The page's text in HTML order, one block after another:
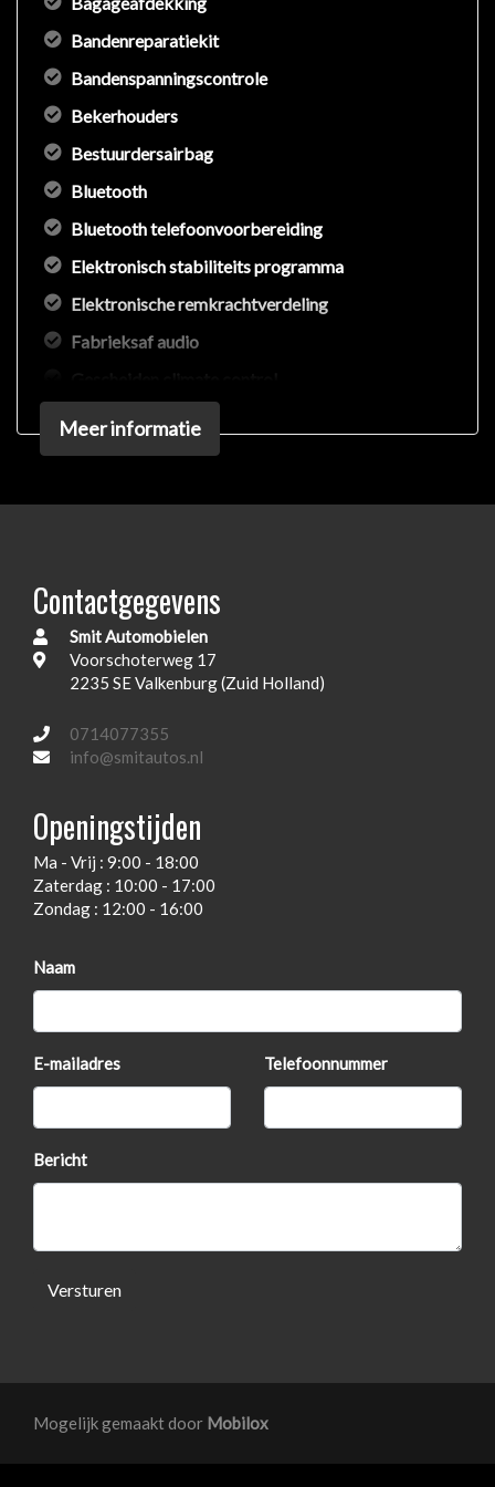
Bandenreparatiekit
Bandenspanningscontrole
Bekerhouders
Bestuurdersairbag
Bluetooth
Bluetooth telefoonvoorbereiding
Elektronisch stabiliteits programma
Elektronische remkrachtverdeling
Fabrieksaf audio
Hoofd airbag(s) voor
In hoogte verstelbare koplampen
Sportstuur leder
Sportstuurwiel
Spraakbesturing
Surround sound system
Usb-aansluiting
Xenon verlichting
Zetelbekleding stof / proluxe stof
Exterieur
Achterruitwisser
Bi-xenon koplampen
Buitenspiegels elektrisch verstelbaar
Centrale vergrendeling met afstandsbediening
Dimlichten automatisch
Koplampreiniging
Lichtmetalen velgen 17"
Meer informatie
Contactgegevens
Smit Automobielen
Voorschoterweg 17
2235 SE Valkenburg (Zuid Holland)
0714077355
info@smitautos.nl
Openingstijden
Ma - Vrij : 9:00 - 18:00
Zaterdag : 10:00 - 17:00
Zondag : 12:00 - 16:00
Naam
E-mailadres Telefoonnummer
Bericht
Versturen
Mogelijk gemaakt door Mobilox